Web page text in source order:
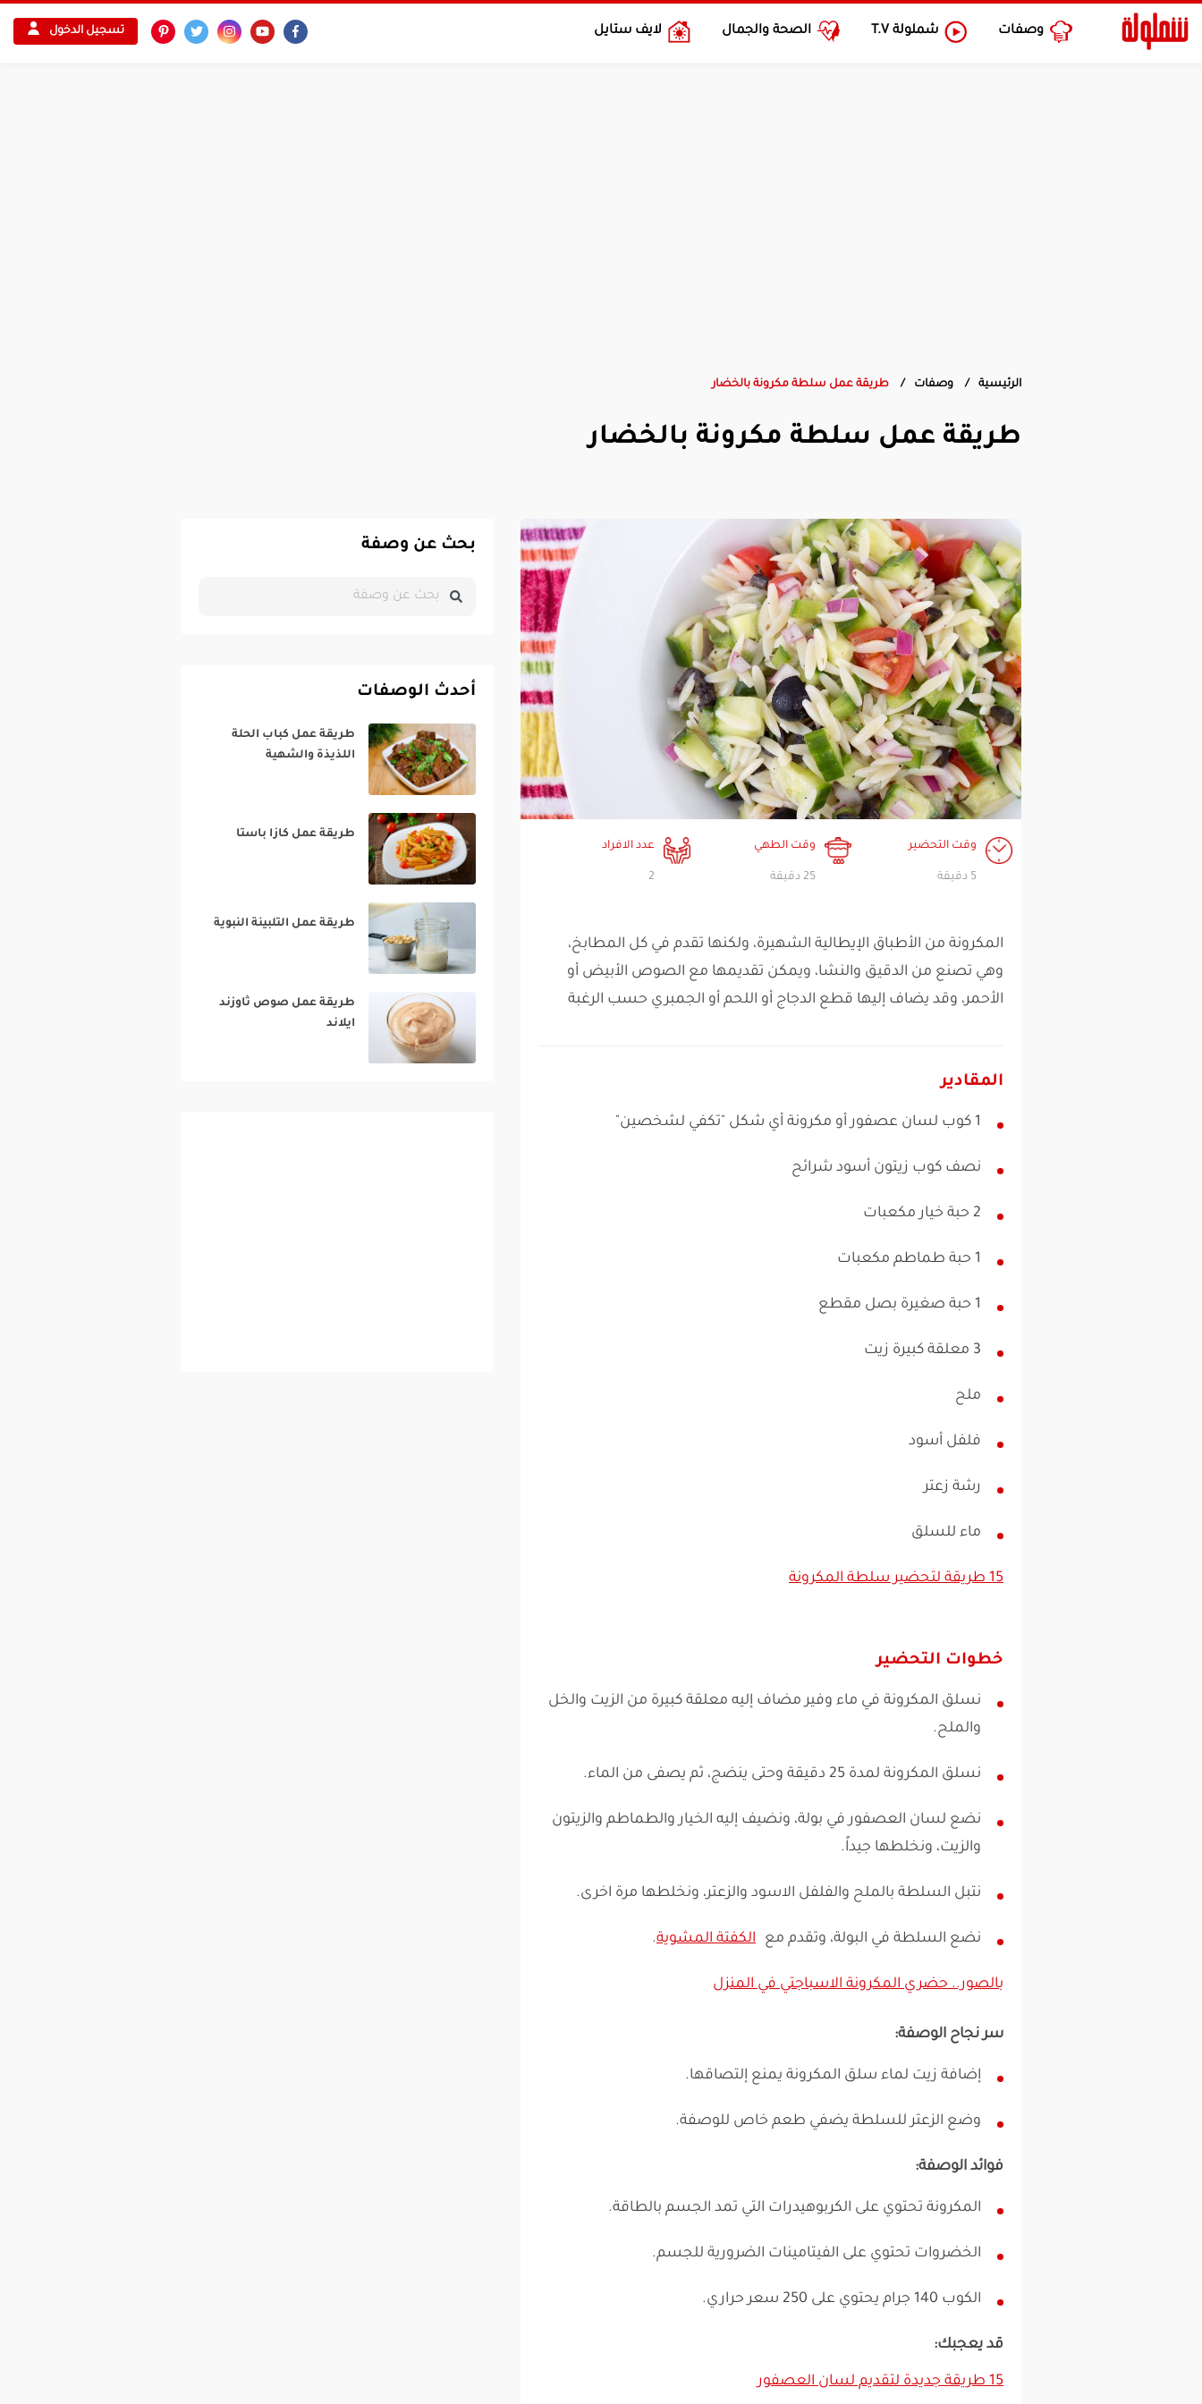
الرئيسية وصفات طريقة عمل سلطة مكرونة بالخضار
طريقة عمل سلطة مكرونة بالخضار
وقت التحضير
5 دقيقة
وقت الطهي
25 دقيقة
عدد الافراد
2
المكرونة من الأطباق الإيطالية الشهيرة، ولكنها تقدم في كل المطابخ،
وهي تصنع من الدقيق والنشا، ويمكن تقديمها مع الصوص الأبيض أو
الأحمر، وقد يضاف إليها قطع الدجاج أو اللحم أو الجمبري حسب الرغبة
المقادير
1 كوب لسان عصفور أو مكرونة أي شكل "تكفي لشخصين"
نصف كوب زيتون أسود شرائح
2 حبة خيار مكعبات
1 حبة طماطم مكعبات
1 حبة صغيرة بصل مقطع
3 معلقة كبيرة زيت
ملح
فلفل أسود
رشة زعتر
ماء للسلق
15 طريقة لتحضير سلطة المكرونة
خطوات التحضير
نسلق المكرونة في ماء وفير مضاف إليه معلقة كبيرة من الزيت والخل
والملح.
نسلق المكرونة لمدة 25 دقيقة وحتى ينضج، ثم يصفى من الماء.
نضع لسان العصفور في بولة، ونضيف إليه الخيار والطماطم والزيتون
والزيت، ونخلطها جيداً.
نتبل السلطة بالملح والفلفل الاسود والزعتر، ونخلطها مرة اخرى.
نضع السلطة في البولة، وتقدم مع الكفتة المشوية.
بالصور.. حضري المكرونة الاسباجتي في المنزل
سر نجاح الوصفة:
إضافة زيت لماء سلق المكرونة يمنع إلتصاقها.
وضع الزعتر للسلطة يضفي طعم خاص للوصفة.
فوائد الوصفة:
المكرونة تحتوي على الكربوهيدرات التي تمد الجسم بالطاقة.
الخضروات تحتوي على الفيتامينات الضرورية للجسم.
الكوب 140 جرام يحتوي على 250 سعر حراري.
قد يعجبك:
15 طريقة جديدة لتقديم لسان العصفور
بحث عن وصفة
أحدث الوصفات
طريقة عمل كباب الحلة
اللذيذة والشهية‎
طريقة عمل كازا باستا‎
طريقة عمل التلبينة النبوية‎
طريقة عمل صوص ثاوزند
ايلاند‎
وصفات شملولة T.V الصحة والجمال لايف ستايل تسجيل الدخول